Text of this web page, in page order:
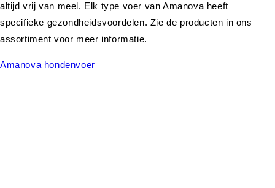
altijd vrij van meel. Elk type voer van Amanova heeft
specifieke gezondheidsvoordelen. Zie de producten in ons
assortiment voor meer informatie.
Amanova hondenvoer